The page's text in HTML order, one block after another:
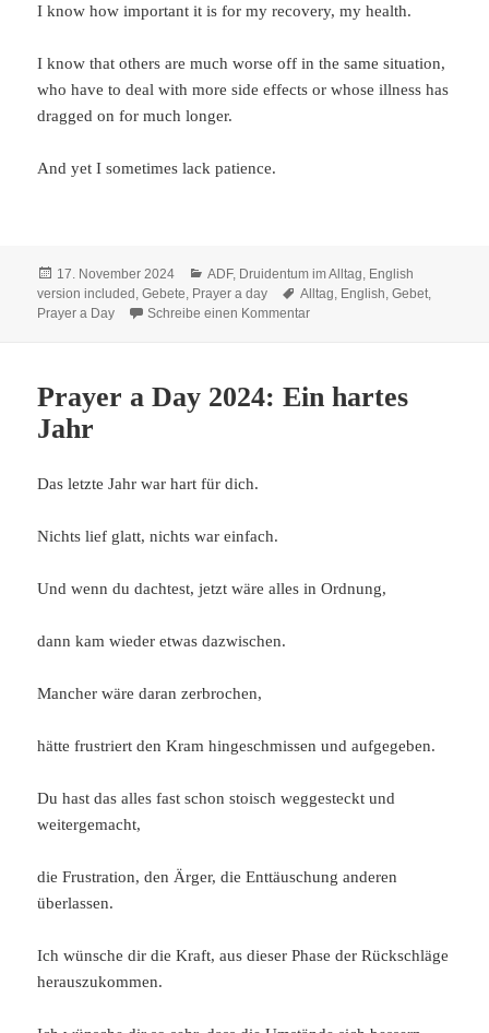
I know how important it is for my recovery, my health.
I know that others are much worse off in the same situation,
who have to deal with more side effects or whose illness has
dragged on for much longer.
And yet I sometimes lack patience.
Veröffentlicht
am
17. November 2024 Kategorien
ADF, Druidentum im Alltag, English
version included ,Gebete, Prayer a day Schlagwörter
Alltag, English,Gebet,
Prayer a Day
Schreibe einen Kommentarzu Prayer a Day 2024: Bitte
Prayer a Day 2024: Ein hartes
Jahr
Das letzte Jahr war hart für dich.
Nichts lief glatt, nichts war einfach.
Und wenn du dachtest, jetzt wäre alles in Ordnung,
dann kam wieder etwas dazwischen.
Mancher wäre daran zerbrochen,
hätte frustriert den Kram hingeschmissen und aufgegeben.
Du hast das alles fast schon stoisch weggesteckt und
weitergemacht,
die Frustration, den Ärger, die Enttäuschung anderen
überlassen.
Ich wünsche dir die Kraft, aus dieser Phase der Rückschläge
herauszukommen.